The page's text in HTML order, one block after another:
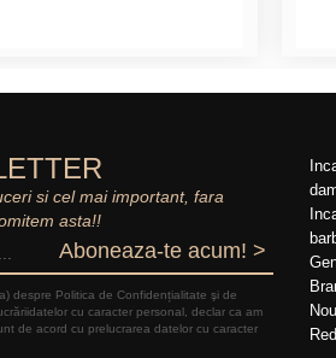
si cel mai important, fara
asta!!
Aboneaza-te acum! >
despre Politica de Confidențialitate şi de
cu caracter personal, declar ca am
de acord cu prelucrarea datelor cu caracter